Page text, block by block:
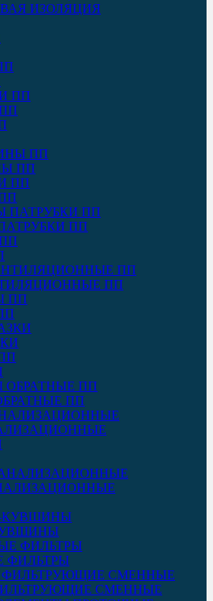
ИЗОЛЯЦИЯ
ПП
ПП
ПП
ПП
ФИЛЬТРЫ
СМЕННЫЕ